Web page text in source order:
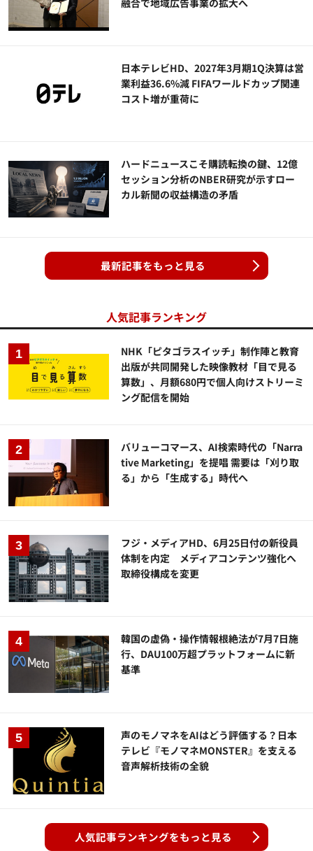
日本テレビHD、2027年3月期1Q決算は営
業利益36.6%減 FIFAワールドカップ関連
コスト増が重荷に
ハードニュースこそ購読転換の鍵、12億
セッション分析のNBER研究が示すロー
カル新聞の収益構造の矛盾
最新記事をもっと見る
人気記事ランキング
NHK「ピタゴラスイッチ」制作陣と教育
出版が共同開発した映像教材「目で見る
算数」、月額680円で個人向けストリーミ
ング配信を開始
バリューコマース、AI検索時代の「Narra
tive Marketing」を提唱 需要は「刈り取
る」から「生成する」時代へ
フジ・メディアHD、6月25日付の新役員
体制を内定 メディアコンテンツ強化へ
取締役構成を変更
韓国の虚偽・操作情報根絶法が7月7日施
行、DAU100万超プラットフォームに新
基準
声のモノマネをAIはどう評価する？日本
テレビ『モノマネMONSTER』を支える
音声解析技術の全貌
人気記事ランキングをもっと見る